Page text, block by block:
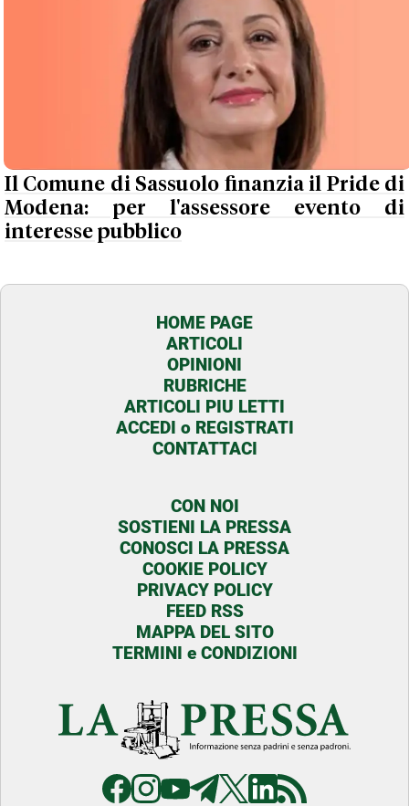
Il Comune di Sassuolo finanzia il Pride di
Modena: per l'assessore evento di
interesse pubblico
HOME PAGE
ARTICOLI
OPINIONI
RUBRICHE
ARTICOLI PIU LETTI
ACCEDI o REGISTRATI
CONTATTACI
CON NOI
SOSTIENI LA PRESSA
CONOSCI LA PRESSA
COOKIE POLICY
PRIVACY POLICY
FEED RSS
MAPPA DEL SITO
TERMINI e CONDIZIONI